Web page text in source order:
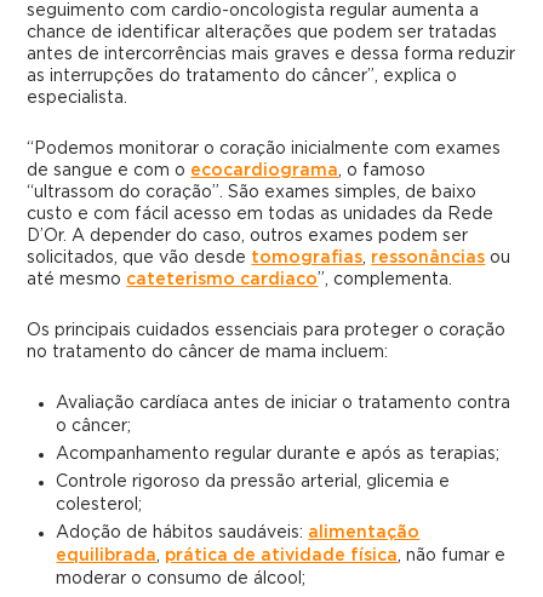
seguimento com cardio-oncologista regular aumenta a
chance de identificar alterações que podem ser tratadas
antes de intercorrências mais graves e dessa forma reduzir
as interrupções do tratamento do câncer”, explica o
especialista.
“Podemos monitorar o coração inicialmente com exames
de sangue e com o ecocardiograma, o famoso
“ultrassom do coração”. São exames simples, de baixo
custo e com fácil acesso em todas as unidades da Rede
D’Or. A depender do caso, outros exames podem ser
solicitados, que vão desde tomografias, ressonâncias ou
até mesmo cateterismo cardiaco”, complementa.
Os principais cuidados essenciais para proteger o coração
no tratamento do câncer de mama incluem:
Avaliação cardíaca antes de iniciar o tratamento contra
o câncer;
Acompanhamento regular durante e após as terapias;
Controle rigoroso da pressão arterial, glicemia e
colesterol;
Adoção de hábitos saudáveis: alimentação
equilibrada, prática de atividade física, não fumar e
moderar o consumo de álcool;